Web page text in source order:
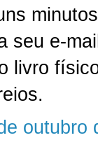
seu e-
livro
outubro